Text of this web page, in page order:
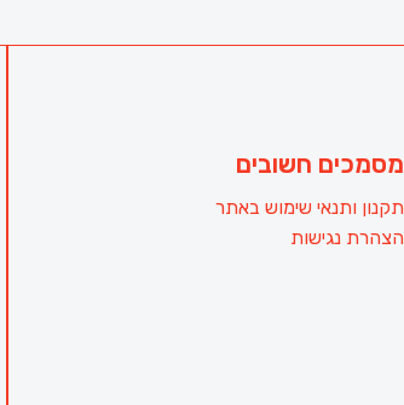
מסמכים חשובים
תקנון ותנאי שימוש באתר
הצהרת נגישות